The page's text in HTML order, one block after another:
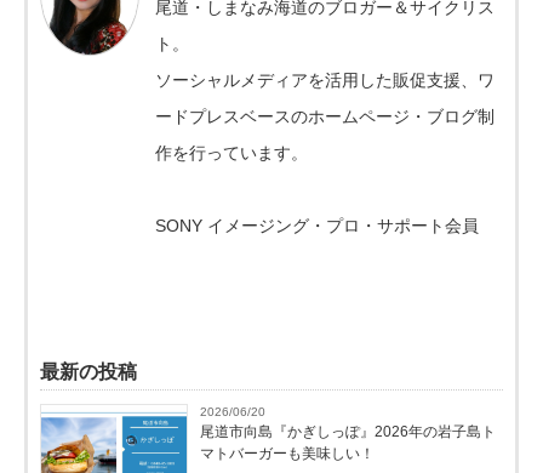
尾道・しまなみ海道のブロガー＆サイクリス
ト。
ソーシャルメディアを活用した販促支援、ワ
ードプレスベースのホームページ・ブログ制
作を行っています。
SONY イメージング・プロ・サポート会員
最新の投稿
2026/06/20
尾道市向島『かぎしっぽ』2026年の岩子島ト
マトバーガーも美味しい！